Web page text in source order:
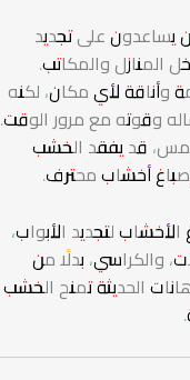
يساعدون على تجديد
المنازل والمكاتب.
لأي مكان، لكنه
وقوته مع مرور الوقت.
قد يفقد الخشب
أخشاب محترف.
لتجديد الأبواب،
والكراسي، بدلًا من
الحديثة تمنح الخشب